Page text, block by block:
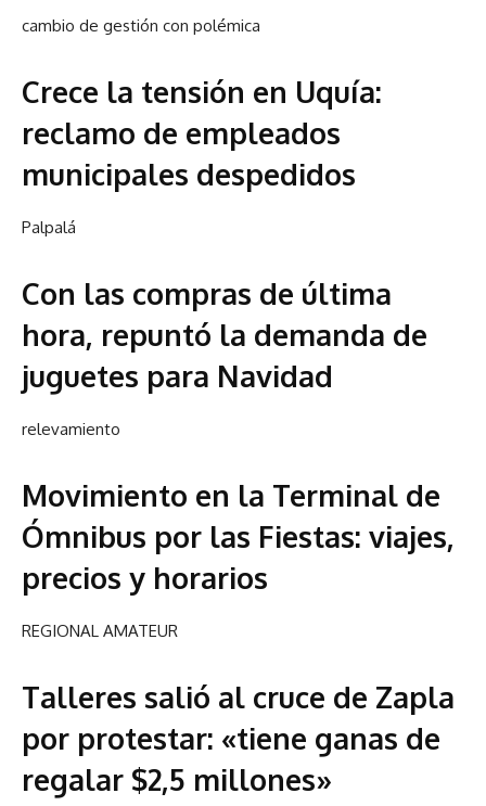
cambio de gestión con polémica
Crece la tensión en Uquía:
reclamo de empleados
municipales despedidos
Palpalá
Con las compras de última
hora, repuntó la demanda de
juguetes para Navidad
relevamiento
Movimiento en la Terminal de
Ómnibus por las Fiestas: viajes,
precios y horarios
REGIONAL AMATEUR
Talleres salió al cruce de Zapla
por protestar: «tiene ganas de
regalar $2,5 millones»